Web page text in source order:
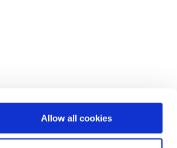
Allow all cookies
entienden cómo trabajan los equipos.
e intuitivo que nunca — así tu equipo